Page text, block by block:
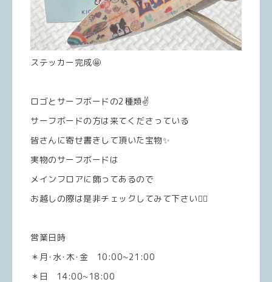
ステッカー完成🤩
ロゴとサーフボードの2種類✌️
サーフボードの方は来てくださっている
皆さんに寄せ書きして頂いた宝物✨
実物のサーフボードは
メインフロアに飾ってあるので
お越しの際は是非チェックしてみて下さい🏄‍♂️
営業日時
＊月･水･木･金 10:00~21:00
＊日 14:00~18:00